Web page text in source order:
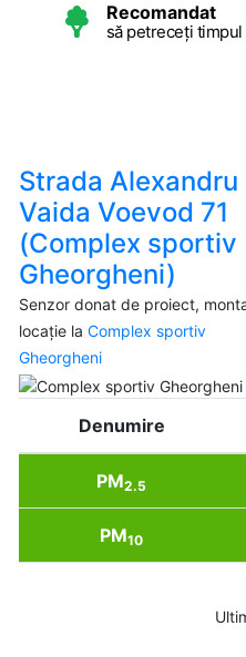
Recomandat
să petreceți timpul
Strada Alexandru
Vaida Voevod 71
(Complex sportiv
Gheorgheni)
Senzor donat de proiect,
locație la Complex sportiv
Gheorgheni
Denumire
PM2.5
PM10